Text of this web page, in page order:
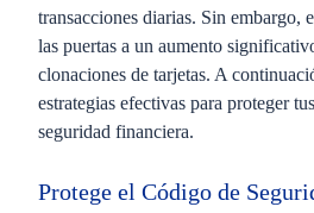
transacciones diarias. Sin embargo,
las puertas a un aumento
clonaciones de tarjetas. A
estrategias efectivas para proteger
seguridad financiera.
Protege el Código de